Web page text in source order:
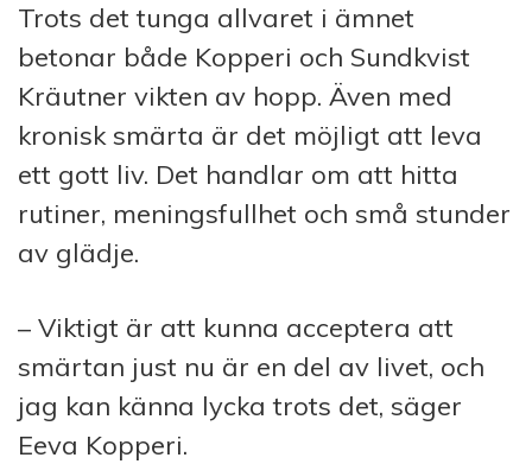
Trots det tunga allvaret i ämnet
betonar både Kopperi och Sundkvist
Kräutner vikten av hopp. Även med
kronisk smärta är det möjligt att leva
ett gott liv. Det handlar om att hitta
rutiner, meningsfullhet och små stunder
av glädje.
– Viktigt är att kunna acceptera att
smärtan just nu är en del av livet, och
jag kan känna lycka trots det, säger
Eeva Kopperi.